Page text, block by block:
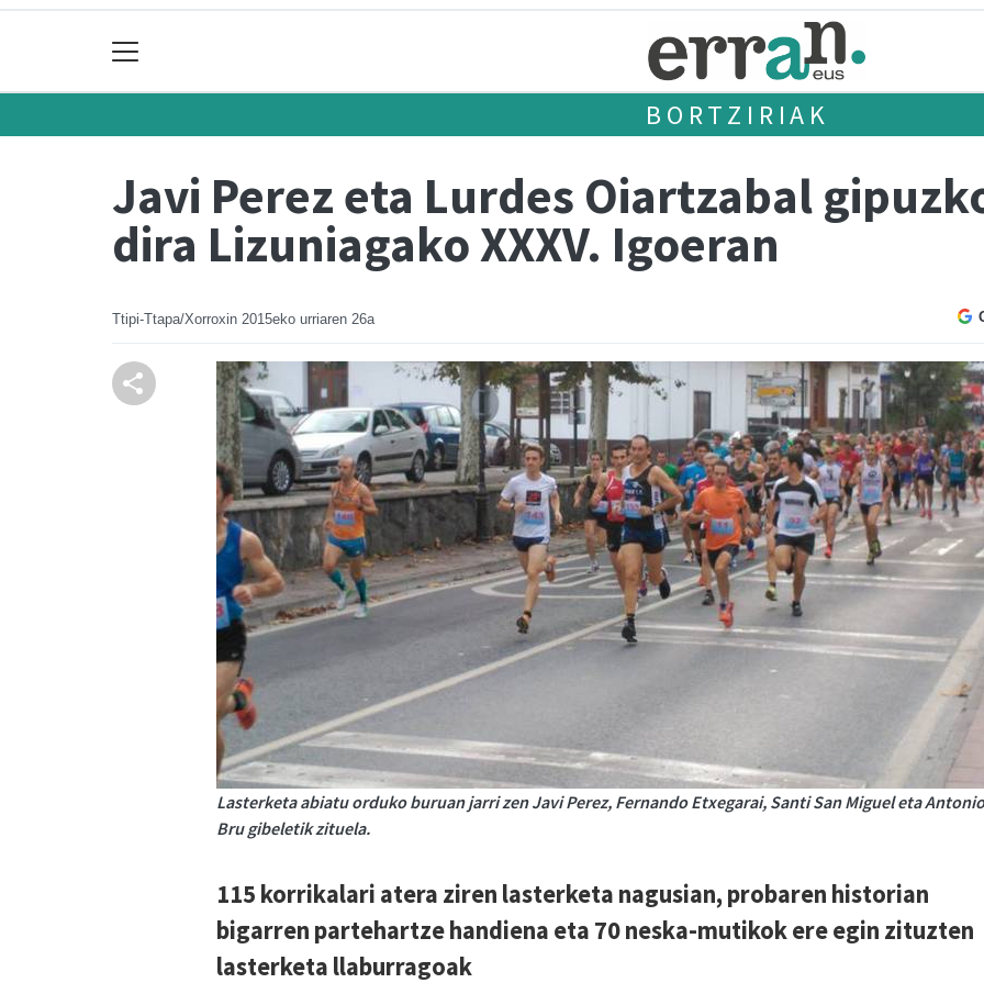
BORTZIRIAK
Javi Perez eta Lurdes Oiartzabal
dira Lizuniagako XXXV. Igoeran
Ttipi-Ttapa/Xorroxin 2015eko urriaren 26a
Lasterketa abiatu orduko buruan jarri zen Javi Perez, Fernando Etxegarai, Santi San Miguel eta Antonio
Bru gibeletik zituela.
115 korrikalari atera ziren lasterketa nagusian, probaren historian
bigarren partehartze handiena eta 70 neska-mutikok ere egin zituzten
lasterketa llaburragoak